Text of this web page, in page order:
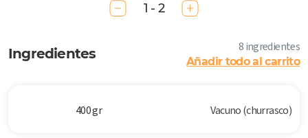
1 - 2
Ingredientes 8 ingredientes
Añadir todo al carrito
400 gr Vacuno (churrasco)